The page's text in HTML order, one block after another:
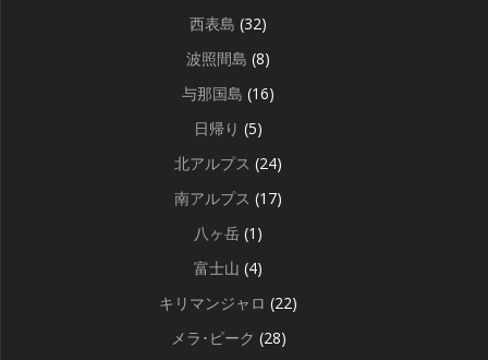
西表島 (32)
波照間島 (8)
与那国島 (16)
日帰り (5)
北アルプス (24)
南アルプス (17)
八ヶ岳 (1)
富士山 (4)
キリマンジャロ (22)
メラ･ピーク (28)